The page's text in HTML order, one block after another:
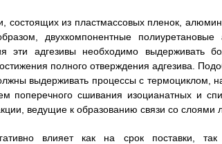
состоящих из пластмассовых пленок,
двухкомпонентные полиуретановые
эти адгезивы необходимо выдерживать
полного отверждения адгезива.
выдерживать процессы с термоциклом,
поперечного сшивания изоцианатных и
ведущие к образованию связи со слоями
влияет как на срок поставки,